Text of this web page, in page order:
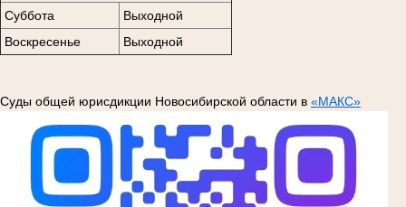
Суббота
Выходной
Воскресенье
Выходной
Суды общей юрисдикции Новосибирской области в «МАКС»